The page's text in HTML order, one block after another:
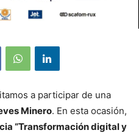
a participar de una
Minero. En esta ocasión,
“Transformación digital y